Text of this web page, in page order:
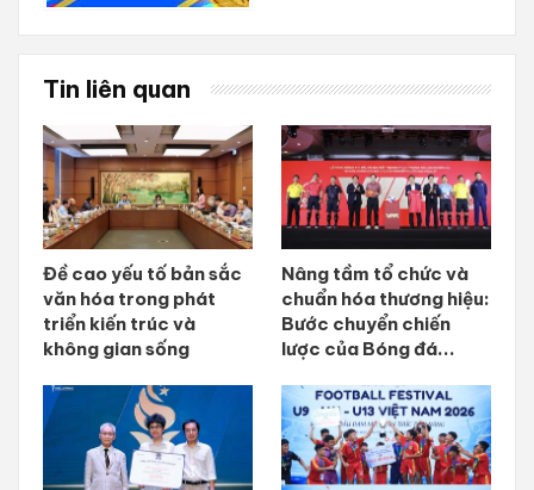
Tin liên quan
Đề cao yếu tố bản sắc
văn hóa trong phát
triển kiến trúc và
không gian sống
Nâng tầm tổ chức và
chuẩn hóa thương hiệu:
Bước chuyển chiến
lược của Bóng đá...